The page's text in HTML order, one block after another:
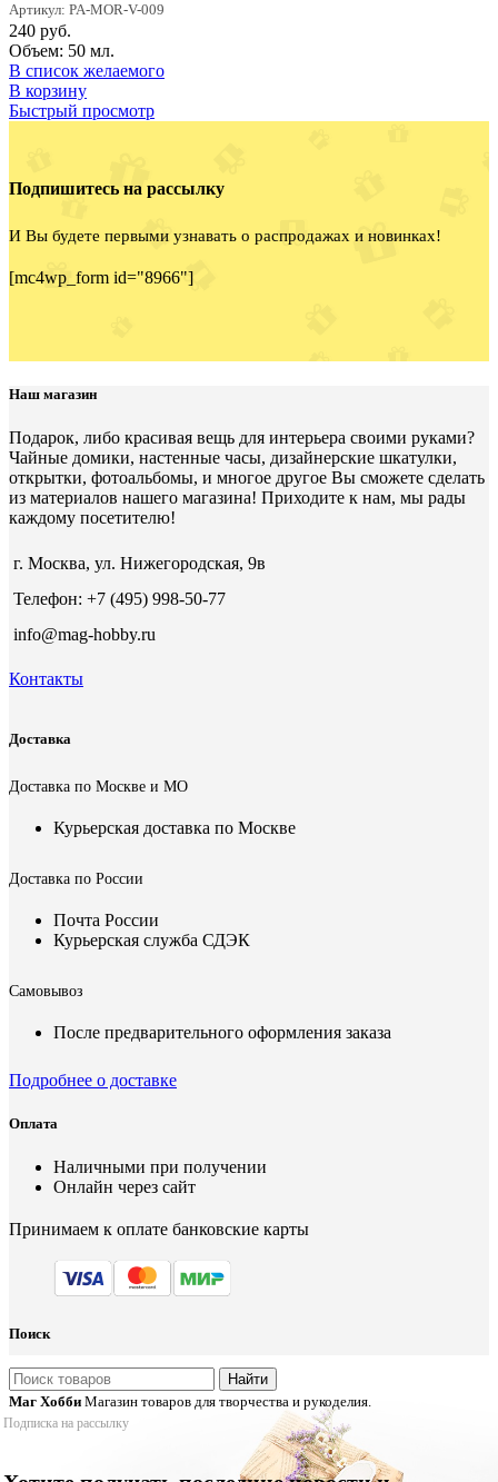
Артикул: PA-MOR-V-009
240 руб.
Объем: 50 мл.
В список желаемого
В корзину
Быстрый просмотр
Подпишитесь на рассылку
И Вы будете первыми узнавать о распродажах и новинках!
[mc4wp_form id="8966"]
Наш магазин
Подарок, либо красивая вещь для интерьера своими руками?
Чайные домики, настенные часы, дизайнерские шкатулки,
открытки, фотоальбомы, и многое другое Вы сможете сделать
из материалов нашего магазина! Приходите к нам, мы рады
каждому посетителю!
г. Москва, ул. Нижегородская, 9в
Телефон: +7 (495) 998-50-77
info@mag-hobby.ru
Контакты
Доставка
Доставка по Москве и МО
Курьерская доставка по Москве
Доставка по России
Почта России
Курьерская служба СДЭК
Самовывоз
После предварительного оформления заказа
Подробнее о доставке
Оплата
Наличными при получении
Онлайн через сайт
Принимаем к оплате банковские карты
Поиск
Найти
Маг Хобби Магазин товаров для творчества и рукоделия.
Подписка на рассылку